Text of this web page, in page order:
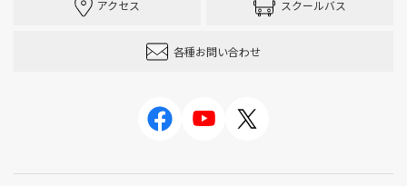
アクセス スクールバス
各種お問い合わせ